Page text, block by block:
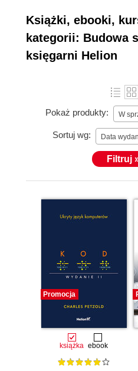
sieciowych jak routery,
sieciowe czy punkty
Książki, ebooki,
kategorii: Budowa
księgarni Helion
Pokaż produkty: W
Sortuj wg: Data
Filtruj
Promocja
książka ebook